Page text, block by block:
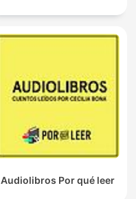
Audiolibros Por qué leer